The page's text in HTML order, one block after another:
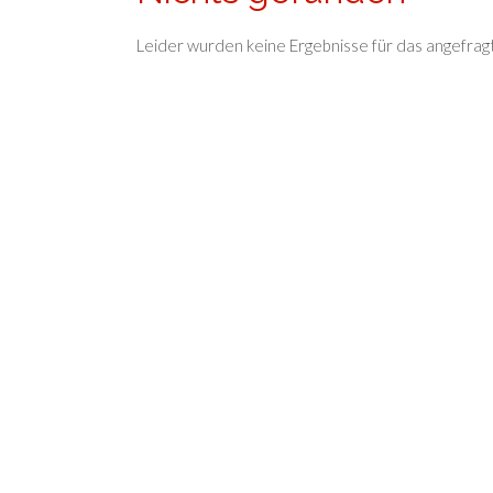
Leider wurden keine Ergebnisse für das